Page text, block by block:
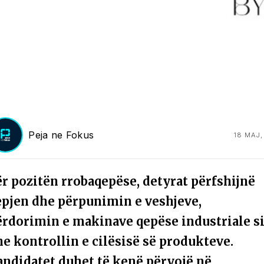
Peja ne Fokus 18
pozitën rrobaqepëse, detyrat përfshijnë
dhe përpunimin e veshjeve,
e makinave qepëse industriale
kontrollin e cilësisë së produkteve.